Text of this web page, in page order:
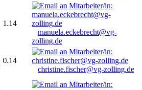
1.14
manuela.eckebrecht@vg-
zolling.de
0.14
christine.fischer@vg-zolling.de